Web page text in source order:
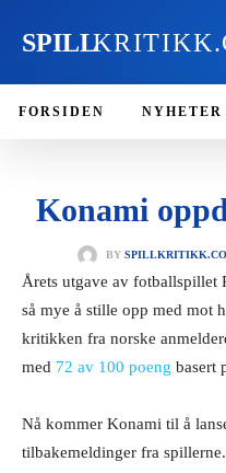
SPILL
FORSIDEN NYHETER
Konami
BY
Årets utgave av fotballspillet
så mye å stille opp med mot
kritikken fra norske
med 72 av 100 poeng basert
Nå kommer Konami til å
tilbakemeldinger fra spillerne.